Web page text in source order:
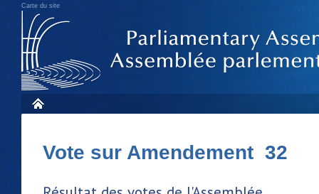
Carte du site
Vote sur Amendement 32